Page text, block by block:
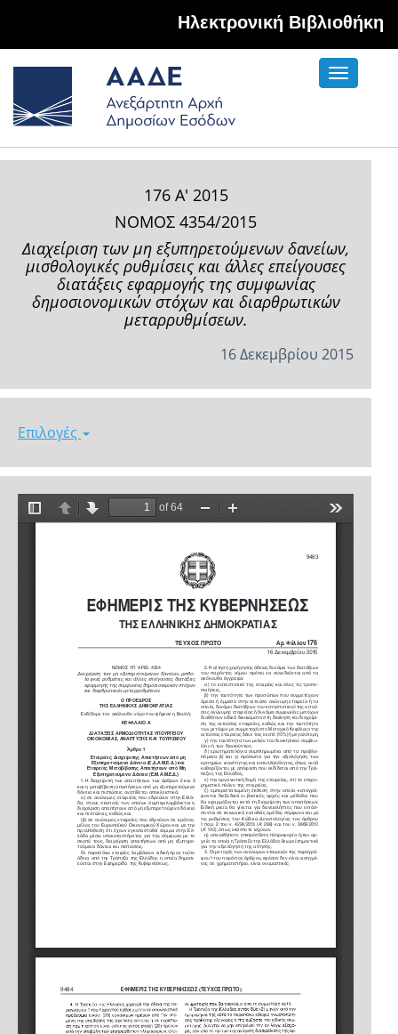
Hλεκτρονική Βιβλιοθήκη
Toggle
176 Α' 2015
ΝΟΜΟΣ 4354/2015
Διαχείριση των μη εξυπηρετούμενων δανείων,
μισθολογικές ρυθμίσεις και άλλες επείγουσες
διατάξεις εφαρμογής της συμφωνίας
δημοσιονομικών στόχων και διαρθρωτικών
μεταρρυθμίσεων.
16 Δεκεμβρίου 2015
Επιλογές